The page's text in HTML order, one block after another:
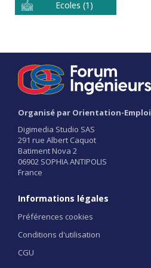
Ecoles (1)
Organisé par Orientation-Emploi
Digimedia Studio SAS
291 rue Albert Caquot
Batiment Nova 2
06902 SOPHIA ANTIPOLIS
France
Informations légales
Préférences cookies
Conditions d'utilisation
CGU